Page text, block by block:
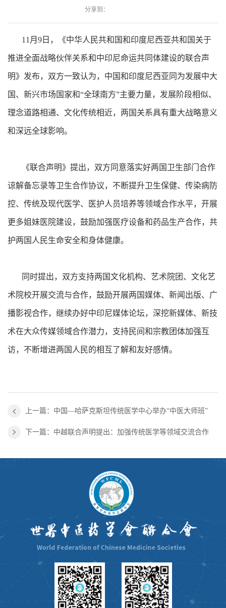
分享到：
11月9日，《中华人民共和国和印度尼西亚共和国关于
推进全面战略伙伴关系和中印尼命运共同体建设的联合声
明》发布，双方一致认为，中国和印度尼西亚同为发展中大
国、新兴市场国家和“全球南方”主要力量，发展阶段相似、
理念道路相通、文化传统相近，两国关系具有重大战略意义
和深远全球影响。
《联合声明》提出，双方同意落实好两国卫生部门合作
谅解备忘录等卫生合作协议，不断提升卫生保健、传染病防
控、传统及现代医学、医护人员培养等领域合作水平，开展
更多姐妹医院建设，鼓励加强医疗设备和药品生产合作，共
护两国人民生命安全和身体健康。
同时提出，双方支持两国文化机构、艺术院团、文化艺
术院校开展交流与合作，鼓励开展两国媒体、新闻出版、广
播影视合作，继续办好中印尼媒体论坛，深挖新媒体、新技
术在大众传媒领域合作潜力，支持民间和宗教团体加强互
访，不断增进两国人民的相互了解和友好感情。
上一篇：中国—哈萨克斯坦传统医学中心举办“中医大师班”
下一篇：中越联合声明提出：加强传统医学等领域交流合作